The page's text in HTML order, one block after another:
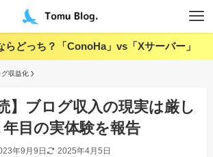
どっち？「ConoHa」vs「Xサーバー」
グ収益化
】ブログ収入の現実は厳し
年目の実体験を報告
年9月9日 2025年4月5日